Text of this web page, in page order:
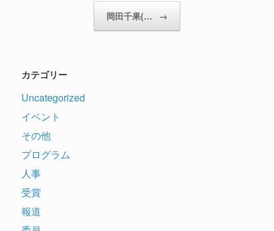
岡田千果(… →
カテゴリー
Uncategorized
イベント
その他
プログラム
人事
受賞
報道